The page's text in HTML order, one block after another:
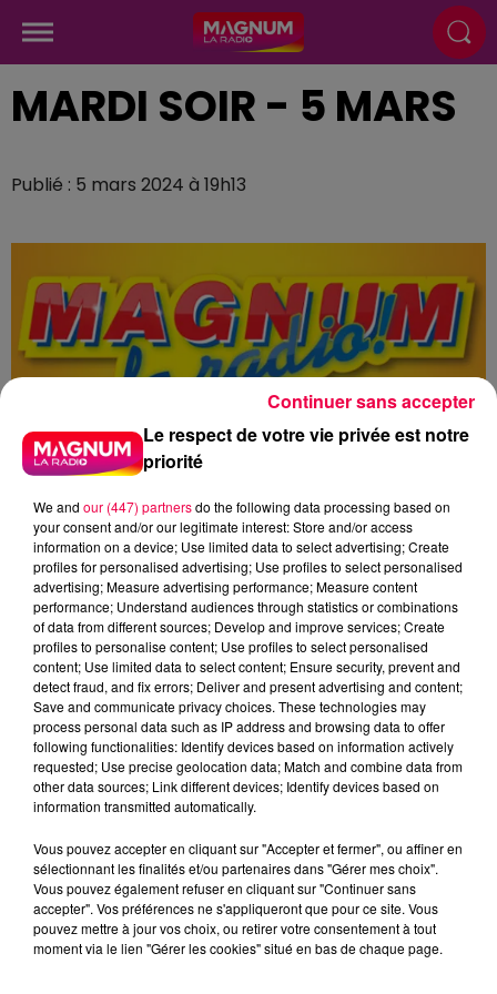
MARDI SOIR - 5 MARS
Publié : 5 mars 2024 à 19h13
Flash infos
Crédit :Flash infos
podcasts/2024/03/19h.mp3
Le respect de votre vie privée est notre
priorité
We and our (447) partnersdo the following data processing based on
your consent and/or our legitimate interest: Store and/or access
information on a device; Use limited data to select advertising; Create
profiles for personalised advertising; Use profiles to select personalised
advertising; Measure advertising performance; Measure content
performance; Understand audiences through statistics or combinations
of data from different sources; Develop and improve services; Create
profiles to personalise content; Use profiles to select personalised
content; Use limited data to select content; Ensure security, prevent and
detect fraud, and fix errors; Deliver and present advertising and content;
Save and communicate privacy choices. These technologies may
process personal data such as IP address and browsing data to offer
following functionalities: Identify devices based on information actively
requested; Use precise geolocation data; Match and combine data from
other data sources; Link different devices; Identify devices based on
information transmitted automatically.
Vous pouvez accepter en cliquant sur "Accepter et fermer", ou affiner en
sélectionnant les finalités et/ou partenaires dans "Gérer mes choix".
Vous pouvez également refuser en cliquant sur "Continuer sans
accepter". Vos préférences ne s'appliqueront que pour ce site. Vous
pouvez mettre à jour vos choix, ou retirer votre consentement à tout
moment via le lien "Gérer les cookies" situé en bas de chaque page.
Continuer sans accepter